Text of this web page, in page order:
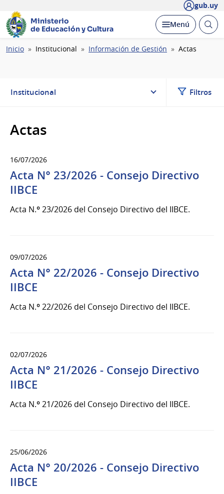
gub.uy
Ministerio
de Educación y Cultura
Desplegar
Menú Abrir
Ruta
Inicio Institucional Información de Gestión Actas
Institucional Filtros
Actas
16/07/2026
Acta N° 23/2026 - Consejo Directivo
IIBCE
Acta N.º 23/2026 del Consejo Directivo del IIBCE.
09/07/2026
Acta N° 22/2026 - Consejo Directivo
IIBCE
Acta N.º 22/2026 del Consejo Directivo del IIBCE.
02/07/2026
Acta N° 21/2026 - Consejo Directivo
IIBCE
Acta N.º 21/2026 del Consejo Directivo del IIBCE.
25/06/2026
Acta N° 20/2026 - Consejo Directivo
IIBCE